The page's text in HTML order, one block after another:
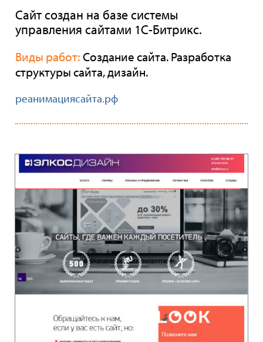
Сайт создан на базе системы
управления сайтами 1С-Битрикс.
Виды работ:Создание сайта. Разработка
структуры сайта, дизайн.
реанимациясайта.рф